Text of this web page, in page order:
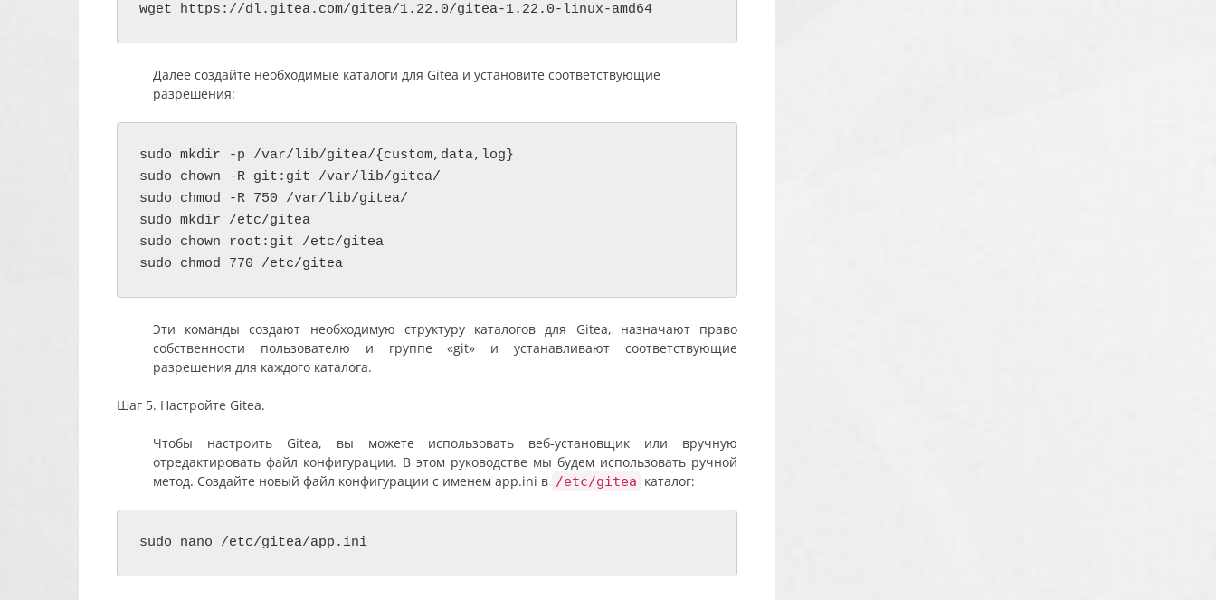
wget https://dl.gitea.com/gitea/1.22.0/gitea-1.22.0-linux-amd64
Далее создайте необходимые каталоги для Gitea и установите соответствующие
разрешения:
sudo mkdir -p /var/lib/gitea/{custom,data,log}
sudo chown -R git:git /var/lib/gitea/
sudo chmod -R 750 /var/lib/gitea/
sudo mkdir /etc/gitea
sudo chown root:git /etc/gitea
sudo chmod 770 /etc/gitea
Эти команды создают необходимую структуру каталогов для Gitea, назначают право
собственности пользователю и группе «git» и устанавливают соответствующие
разрешения для каждого каталога.
Шаг 5. Настройте Gitea.
Чтобы настроить Gitea, вы можете использовать веб-установщик или вручную
отредактировать файл конфигурации. В этом руководстве мы будем использовать ручной
метод. Создайте новый файл конфигурации с именем app.ini в /etc/gitea каталог:
sudo nano /etc/gitea/app.ini